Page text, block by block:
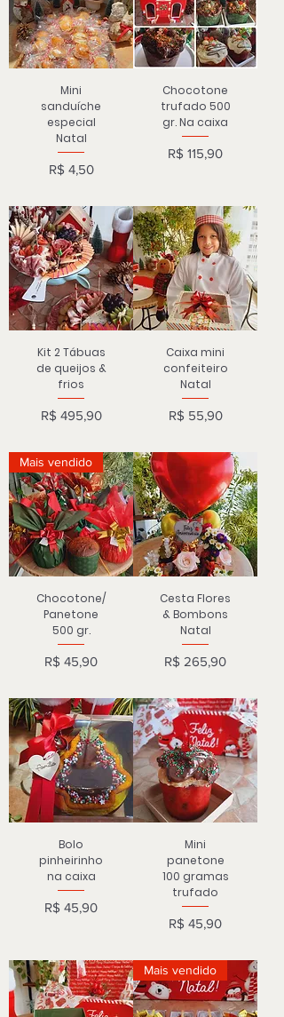
Mini
sanduíche
especial
Natal
Preço
R$ 4,50
Chocotone
trufado 500
gr. Na caixa
Preço
R$ 115,90
Kit 2 Tábuas
de queijos &
frios
Preço
R$ 495,90
Caixa mini
confeiteiro
Natal
Preço
R$ 55,90
Mais vendido
Chocotone/
Panetone
500 gr.
Preço
R$ 45,90
Cesta Flores
& Bombons
Natal
Preço
R$ 265,90
Bolo
pinheirinho
na caixa
Preço
R$ 45,90
Mini
panetone
100 gramas
trufado
Preço
R$ 45,90
Mais vendido